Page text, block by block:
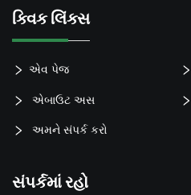
ક્વિક લિંક્સ
એવ પેજ
એબાઉટ અસ
અમને સંપર્ક કરો
સંપર્કમાં રહો